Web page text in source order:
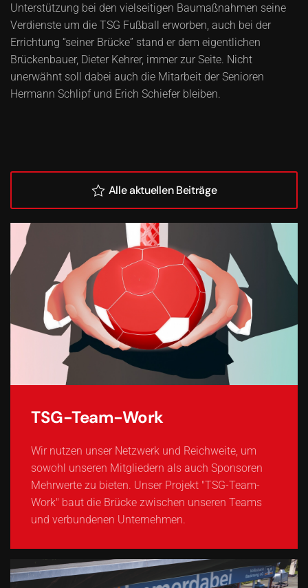
Unterstützung bei den vielseitigen Baumaßnahmen seine
Verdienste um die TSG Fußball erworben, auch bei der
Errichtung “seiner Brücke” stand er dem eigentlichen
Brückenbauer, Dieter Kehrer, immer zur Seite. Nicht
unerwähnt soll dabei auch die Mitarbeit der Senioren
Hermann Schlipf und Erich Schiefer bleiben.
Alle aktuellen Beiträge
TSG-Team-Work
Wir nutzen unser Netzwerk und Reichweite, um
sowohl unseren Mitgliedern als auch Sponsoren
Mehrwerte zu bieten. Unser Projekt "TSG-Team-
Work" baut die Brücke zwischen unseren Teams
und verbundenen Unternehmen.